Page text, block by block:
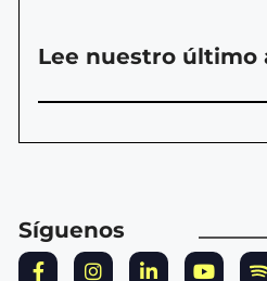
Lee nuestro último
Síguenos